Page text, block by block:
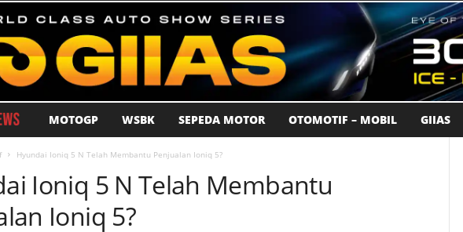
i
d
MOTOGP WSBK SEPEDA MOTOR OTOMOTIF – MOBIL GIIAS
Hyundai Ioniq 5 N Telah Membantu Penjualan Ioniq 5?
Ioniq 5 N Telah Membantu
Ioniq 5?